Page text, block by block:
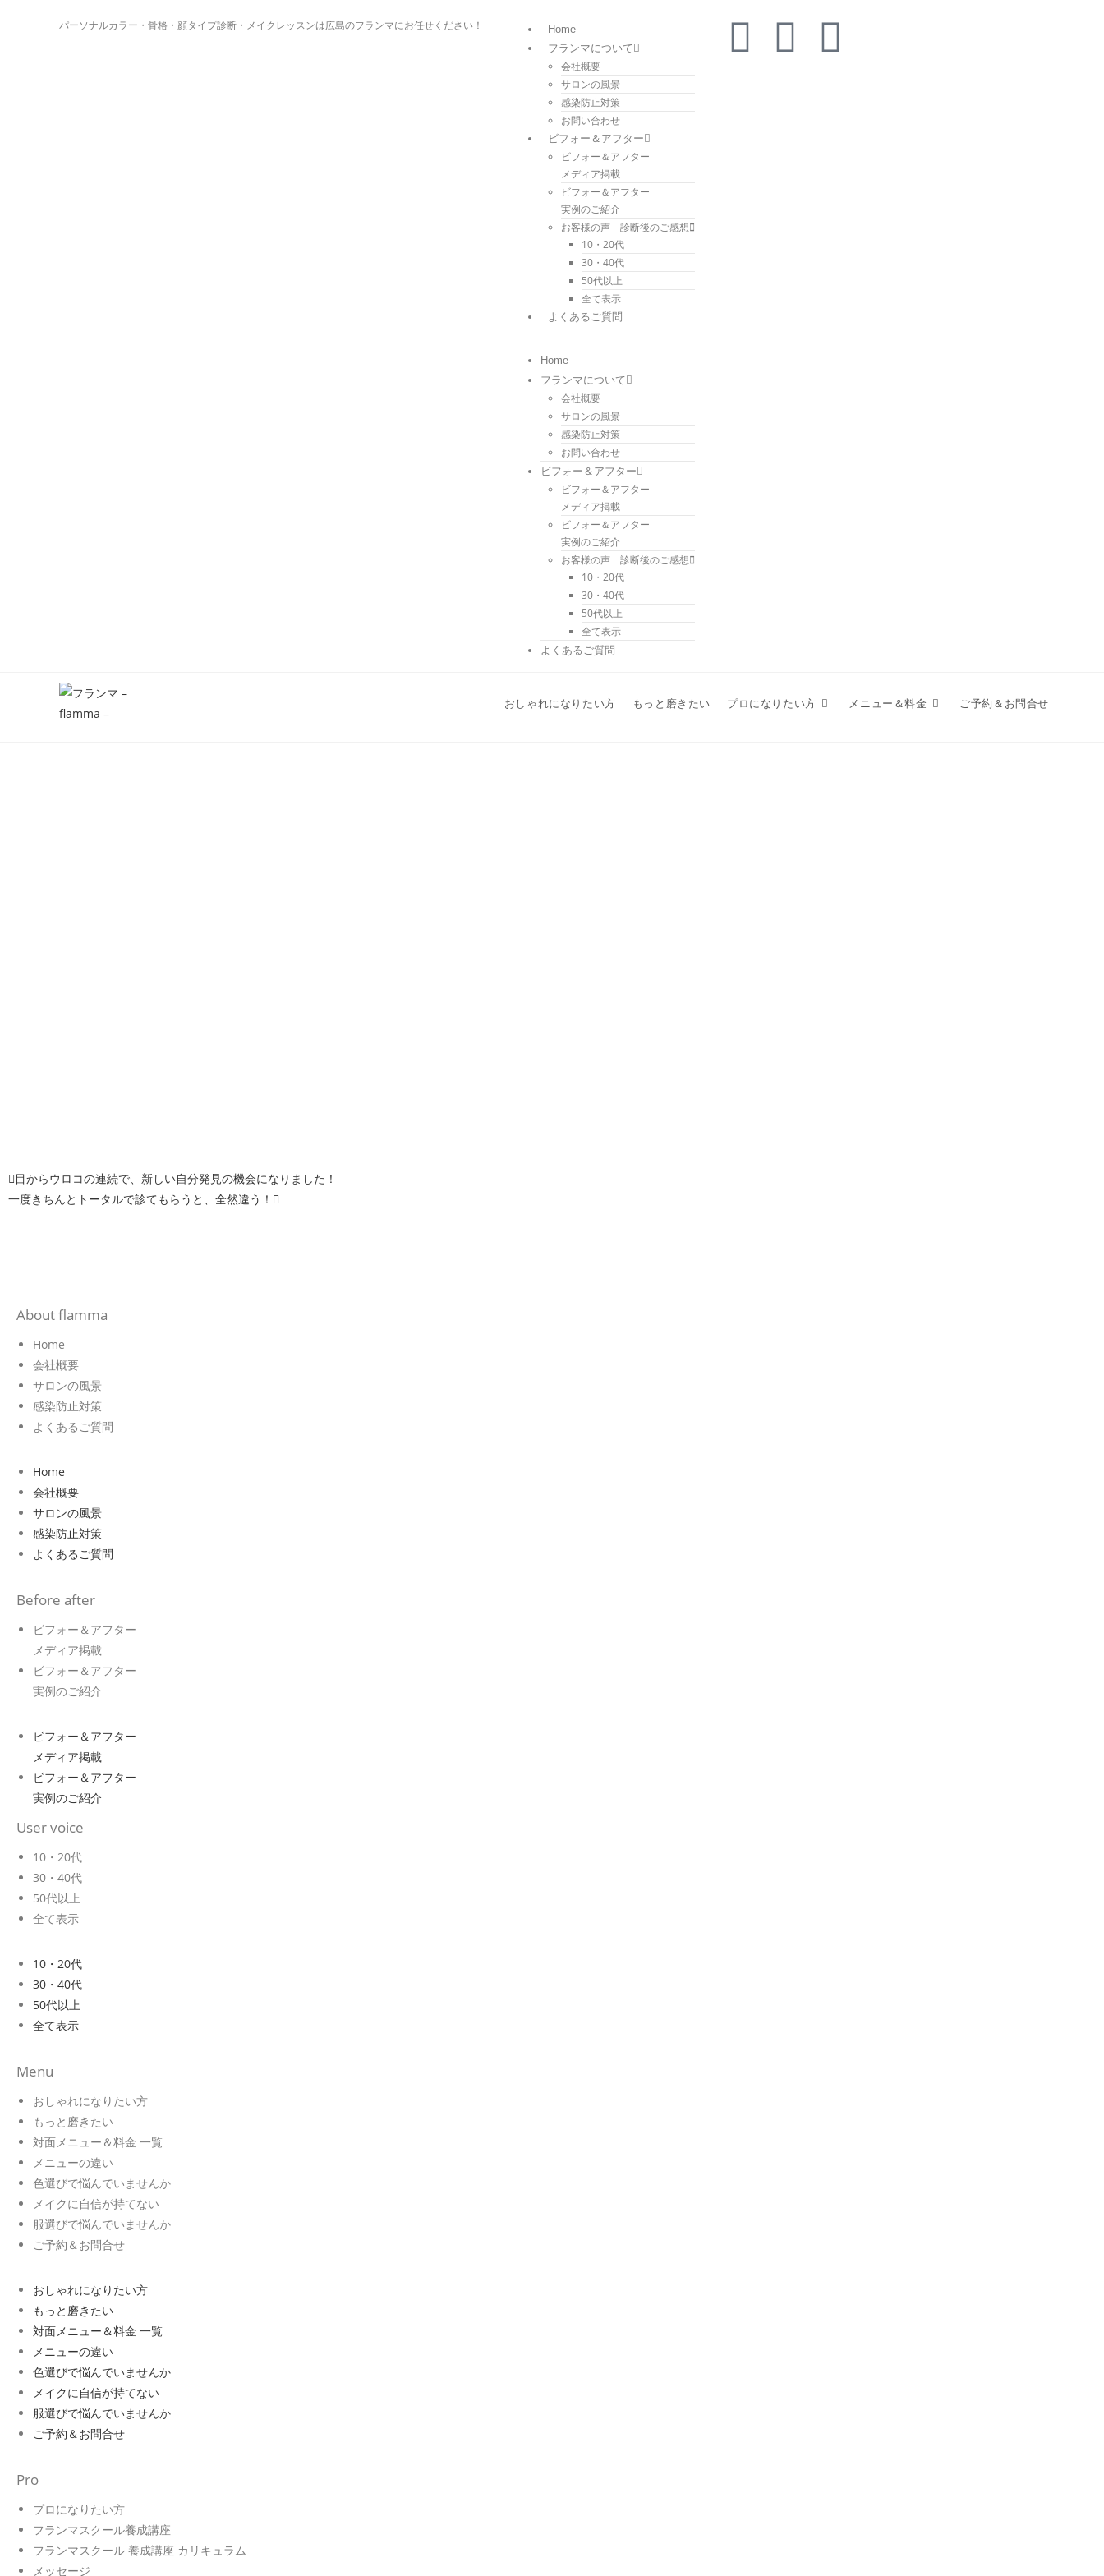
パーソナルカラー・骨格・顔タイプ診断・メイクレッスンは広島のフランマにお任せください！
Home
フランマについて
会社概要
サロンの風景
感染防止対策
お問い合わせ
ビフォー＆アフター
ビフォー＆アフター
メディア掲載
ビフォー＆アフター
実例のご紹介
お客様の声 診断後のご感想
10・20代
30・40代
50代以上
全て表示
よくあるご質問
Home
フランマについて
会社概要
サロンの風景
感染防止対策
お問い合わせ
ビフォー＆アフター
ビフォー＆アフター
メディア掲載
ビフォー＆アフター
実例のご紹介
お客様の声 診断後のご感想
10・20代
30・40代
50代以上
全て表示
よくあるご質問
おしゃれになりたい方 もっと磨きたい プロになりたい方 メニュー＆料金 ご予約＆お問合せ
目からウロコの連続で、新しい自分発見の機会になりました！
一度きちんとトータルで診てもらうと、全然違う！
About flamma
Home
会社概要
サロンの風景
感染防止対策
よくあるご質問
Home
会社概要
サロンの風景
感染防止対策
よくあるご質問
Before after
ビフォー＆アフター
メディア掲載
ビフォー＆アフター
実例のご紹介
ビフォー＆アフター
メディア掲載
ビフォー＆アフター
実例のご紹介
User voice
10・20代
30・40代
50代以上
全て表示
10・20代
30・40代
50代以上
全て表示
Menu
おしゃれになりたい方
もっと磨きたい
対面メニュー＆料金 一覧
メニューの違い
色選びで悩んでいませんか
メイクに自信が持てない
服選びで悩んでいませんか
ご予約＆お問合せ
おしゃれになりたい方
もっと磨きたい
対面メニュー＆料金 一覧
メニューの違い
色選びで悩んでいませんか
メイクに自信が持てない
服選びで悩んでいませんか
ご予約＆お問合せ
Pro
プロになりたい方
フランマスクール養成講座
フランマスクール 養成講座 カリキュラム
メッセージ